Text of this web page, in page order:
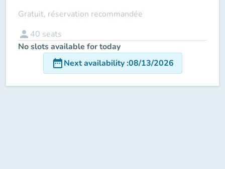
Gratuit, réservation recommandée
person 40 seats
No slots available for today
date_rangeNext availability:08/13/2026